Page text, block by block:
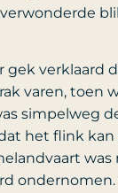
gek verklaard
varen, toen
simpelweg
het flink
was